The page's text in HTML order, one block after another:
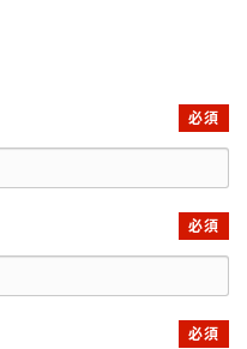
必須
必須
必須